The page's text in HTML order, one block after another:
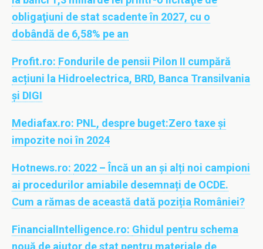
obligaţiuni de stat scadente în 2027, cu o
dobândă de 6,58% pe an
Profit.ro: Fondurile de pensii Pilon II cumpără
acțiuni la Hidroelectrica, BRD, Banca Transilvania
și DIGI
Mediafax.ro: PNL, despre buget:Zero taxe şi
impozite noi în 2024
Hotnews.ro: 2022 – Încă un an și alți noi campioni
ai procedurilor amiabile desemnați de OCDE.
Cum a rămas de această dată poziția României?
FinancialIntelligence.ro: Ghidul pentru schema
nouă de ajutor de stat pentru materiale de